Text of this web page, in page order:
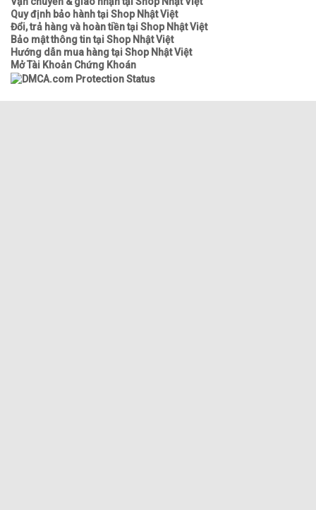
Quy định bảo hành tại Shop Nhật Việt
Đổi, trả hàng và hoàn tiền tại Shop Nhật Việt
Bảo mật thông tin tại Shop Nhật Việt
Hướng dẫn mua hàng tại Shop Nhật Việt
Mở Tài Khoản Chứng Khoán